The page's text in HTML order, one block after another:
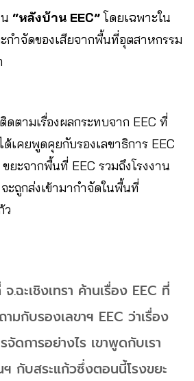
“หลังบ้าน EEC”โดยเฉพาะใน
กำจัดของเสียจากพื้นที่อุตสาหกรรม
ตามเรื่องผลกระทบจาก EEC ที่
เคยพูดคุยกับรองเลขาธิการ EEC
ยะจากพื้นที่ EEC รวมถึงโรงงาน
ะถูกส่งเข้ามากำจัดในพื้นที่
ว
.ฉะเชิงเทรา ค้านเรื่อง EEC ที่
มกับรองเลขาฯ EEC ว่าเรื่อง
จัดการอย่างไร เขาพูดกับเรา
กับสระแก้วซึ่งตอนนี้โรงขยะ